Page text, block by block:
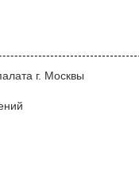
г. Москвы